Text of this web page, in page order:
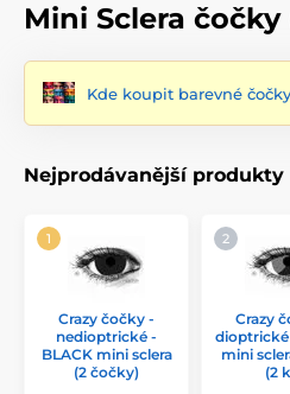
Mini Sclera čočky
Kde koupit barevné
Nejprodávanější produkty
Crazy čočky -
nedioptrické -
BLACK mini sclera
(2 čočky)
Crazy
dioptrické
mini
(2